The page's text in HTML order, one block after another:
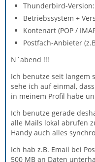
Thunderbird-Version:
Betriebssystem +
Kontenart (POP /
Postfach-Anbieter
N´abend !!!
Ich benutze seit langem
sehe ich auf einmal,
in meinem Profil habe
Ich benutze gerade
alle Mails lokal abrufen
Handy auch alles
Ich hab z.B. Email bei
500 MB an Daten